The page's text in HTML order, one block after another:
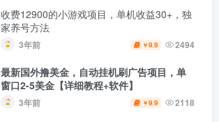
收费12900的小游戏项目，单机收益30+，独
家养号方法
3年前 ￥9.9 2494
最新国外撸美金，自动挂机刷广告项目，单
窗口2-5美金【详细教程+软件】
3年前 ￥9.9 2118